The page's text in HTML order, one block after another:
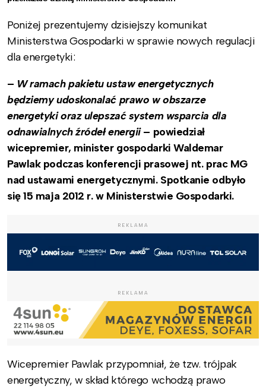
Poniżej prezentujemy dzisiejszy komunikat
Ministerstwa Gospodarki w sprawie nowych regulacji
dla energetyki:
– W ramach pakietu ustaw energetycznych
będziemy udoskonalać prawo w obszarze
energetyki oraz ulepszać system wsparcia dla
odnawialnych źródeł energii– powiedział
wicepremier, minister gospodarki Waldemar
Pawlak podczas konferencji prasowej nt. prac MG
nad ustawami energetycznymi. Spotkanie odbyło
się 15 maja 2012 r. w Ministerstwie Gospodarki.
REKLAMA
REKLAMA
Wicepremier Pawlak przypomniał, że tzw. trójpak
energetyczny, w skład którego wchodzą prawo